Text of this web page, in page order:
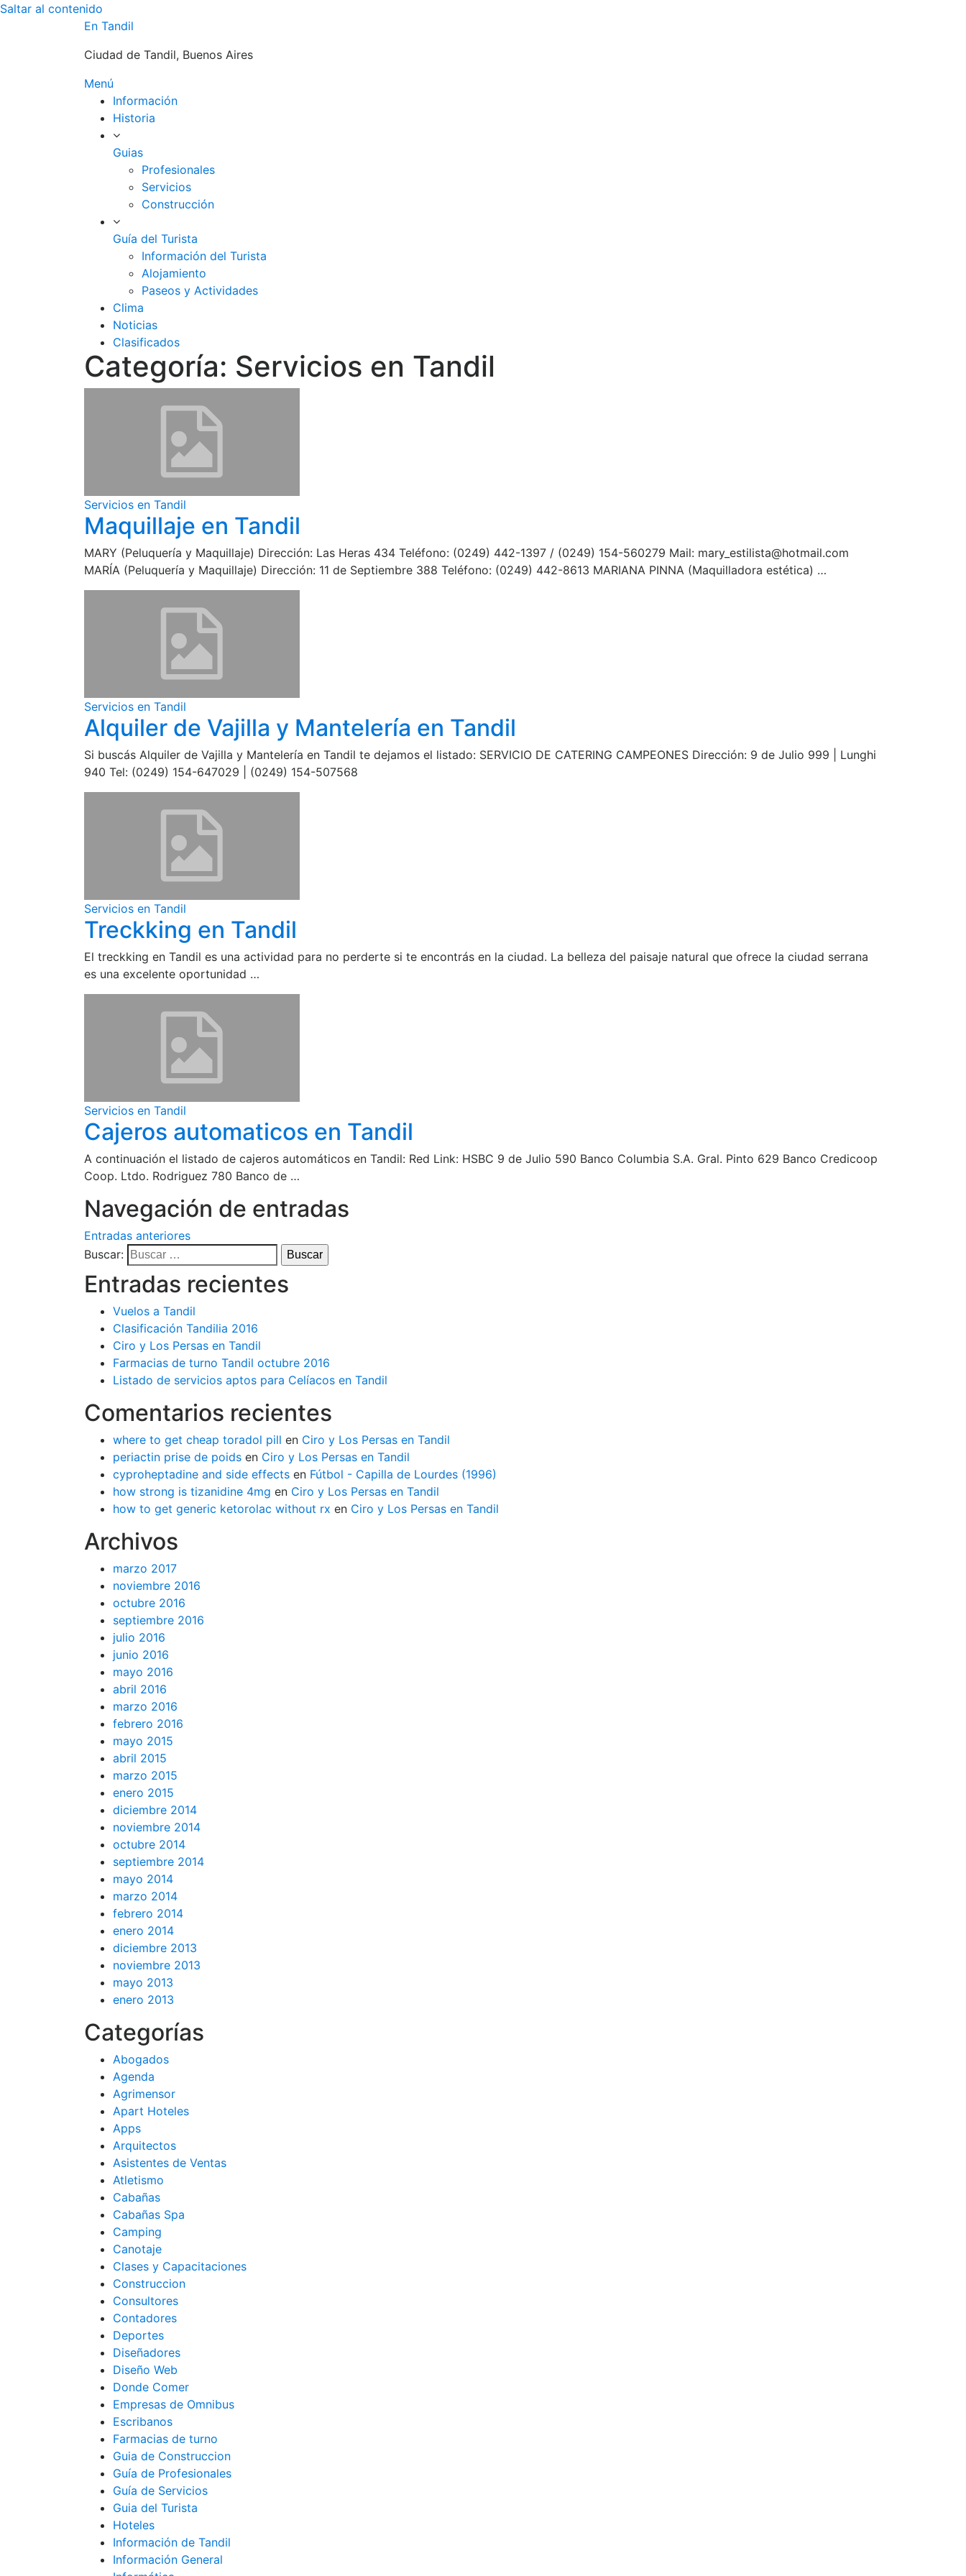
Saltar al contenido
En Tandil
Ciudad de Tandil, Buenos Aires
Menú
Información
Historia
Guias
Profesionales
Servicios
Construcción
Guía del Turista
Información del Turista
Alojamiento
Paseos y Actividades
Clima
Noticias
Clasificados
Categoría: Servicios en Tandil
Servicios en Tandil
Maquillaje en Tandil
MARY (Peluquería y Maquillaje) Dirección: Las Heras 434 Teléfono: (0249) 442-1397 / (0249) 154-560279 Mail: mary_estilista@hotmail.com
MARÍA (Peluquería y Maquillaje) Dirección: 11 de Septiembre 388 Teléfono: (0249) 442-8613 MARIANA PINNA (Maquilladora estética) …
Servicios en Tandil
Alquiler de Vajilla y Mantelería en Tandil
Si buscás Alquiler de Vajilla y Mantelería en Tandil te dejamos el listado: SERVICIO DE CATERING CAMPEONES Dirección: 9 de Julio 999 | Lunghi
940 Tel: (0249) 154-647029 | (0249) 154-507568
Servicios en Tandil
Treckking en Tandil
El treckking en Tandil es una actividad para no perderte si te encontrás en la ciudad. La belleza del paisaje natural que ofrece la ciudad serrana
es una excelente oportunidad …
Servicios en Tandil
Cajeros automaticos en Tandil
A continuación el listado de cajeros automáticos en Tandil: Red Link: HSBC 9 de Julio 590 Banco Columbia S.A. Gral. Pinto 629 Banco Credicoop
Coop. Ltdo. Rodriguez 780 Banco de …
Navegación de entradas
Entradas anteriores
Buscar:
Entradas recientes
Vuelos a Tandil
Clasificación Tandilia 2016
Ciro y Los Persas en Tandil
Farmacias de turno Tandil octubre 2016
Listado de servicios aptos para Celíacos en Tandil
Comentarios recientes
where to get cheap toradol pill en Ciro y Los Persas en Tandil
periactin prise de poids en Ciro y Los Persas en Tandil
cyproheptadine and side effects en Fútbol - Capilla de Lourdes (1996)
how strong is tizanidine 4mg en Ciro y Los Persas en Tandil
how to get generic ketorolac without rx en Ciro y Los Persas en Tandil
Archivos
marzo 2017
noviembre 2016
octubre 2016
septiembre 2016
julio 2016
junio 2016
mayo 2016
abril 2016
marzo 2016
febrero 2016
mayo 2015
abril 2015
marzo 2015
enero 2015
diciembre 2014
noviembre 2014
octubre 2014
septiembre 2014
mayo 2014
marzo 2014
febrero 2014
enero 2014
diciembre 2013
noviembre 2013
mayo 2013
enero 2013
Categorías
Abogados
Agenda
Agrimensor
Apart Hoteles
Apps
Arquitectos
Asistentes de Ventas
Atletismo
Cabañas
Cabañas Spa
Camping
Canotaje
Clases y Capacitaciones
Construccion
Consultores
Contadores
Deportes
Diseñadores
Diseño Web
Donde Comer
Empresas de Omnibus
Escribanos
Farmacias de turno
Guia de Construccion
Guía de Profesionales
Guía de Servicios
Guia del Turista
Hoteles
Información de Tandil
Información General